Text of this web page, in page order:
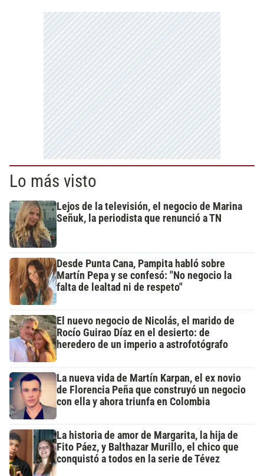
Lo más visto
Lejos de la televisión, el negocio de Marina
Señuk, la periodista que renunció a TN
Desde Punta Cana, Pampita habló sobre
Martín Pepa y se confesó: "No negocio la
falta de lealtad ni de respeto"
El nuevo negocio de Nicolás, el marido de
Rocío Guirao Díaz en el desierto: de
heredero de un imperio a astrofotógrafo
La nueva vida de Martín Karpan, el ex novio
de Florencia Peña que construyó un negocio
con ella y ahora triunfa en Colombia
La historia de amor de Margarita, la hija de
Fito Páez, y Balthazar Murillo, el chico que
conquistó a todos en la serie de Tévez